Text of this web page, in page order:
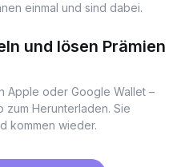
einmal und sind dabei.
und lösen Prämien
Apple oder Google Wallet –
zum Herunterladen. Sie
kommen wieder.